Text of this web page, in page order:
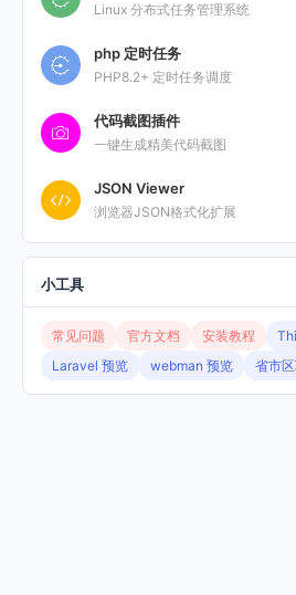
Linux 分布式任务管理系统
php 定时任务
PHP8.2+ 定时任务调度
代码截图插件
一键生成精美代码截图
JSON Viewer
浏览器JSON格式化扩展
小工具
常见问题 官方文档 安装教程
Laravel 预览
webman 预览 省市